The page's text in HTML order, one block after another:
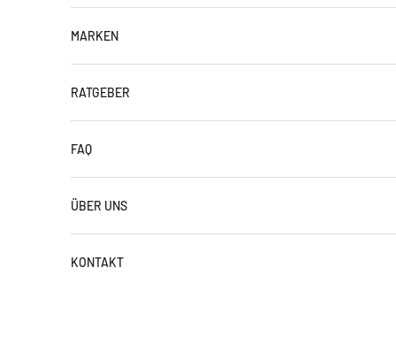
MARKEN
RATGEBER
FAQ
ÜBER UNS
KONTAKT